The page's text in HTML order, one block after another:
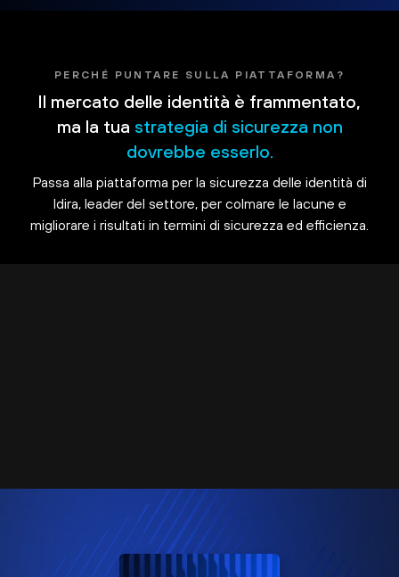
PERCHÉ PUNTARE SULLA PIATTAFORMA?
Il mercato delle identità è frammentato,
ma la tua strategia di sicurezza non
dovrebbe esserlo.
Passa alla piattaforma per la sicurezza delle identità di
Idira, leader del settore, per colmare le lacune e
migliorare i risultati in termini di sicurezza ed efficienza.